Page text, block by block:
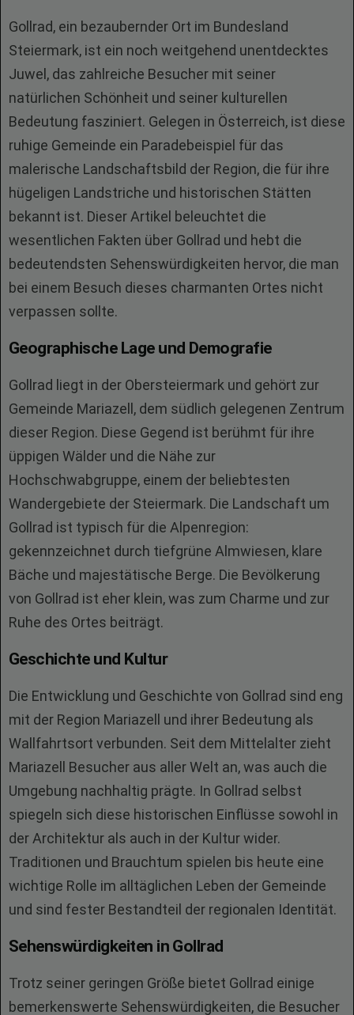
Gollrad, ein bezaubernder Ort im Bundesland
Steiermark, ist ein noch weitgehend unentdecktes
Juwel, das zahlreiche Besucher mit seiner
natürlichen Schönheit und seiner kulturellen
Bedeutung fasziniert. Gelegen in Österreich, ist diese
ruhige Gemeinde ein Paradebeispiel für das
malerische Landschaftsbild der Region, die für ihre
hügeligen Landstriche und historischen Stätten
bekannt ist. Dieser Artikel beleuchtet die
wesentlichen Fakten über Gollrad und hebt die
bedeutendsten Sehenswürdigkeiten hervor, die man
bei einem Besuch dieses charmanten Ortes nicht
verpassen sollte.
Geographische Lage und Demografie
Gollrad liegt in der Obersteiermark und gehört zur
Gemeinde Mariazell, dem südlich gelegenen Zentrum
dieser Region. Diese Gegend ist berühmt für ihre
üppigen Wälder und die Nähe zur
Hochschwabgruppe, einem der beliebtesten
Wandergebiete der Steiermark. Die Landschaft um
Gollrad ist typisch für die Alpenregion:
gekennzeichnet durch tiefgrüne Almwiesen, klare
Bäche und majestätische Berge. Die Bevölkerung
von Gollrad ist eher klein, was zum Charme und zur
Ruhe des Ortes beiträgt.
Geschichte und Kultur
Die Entwicklung und Geschichte von Gollrad sind eng
mit der Region Mariazell und ihrer Bedeutung als
Wallfahrtsort verbunden. Seit dem Mittelalter zieht
Mariazell Besucher aus aller Welt an, was auch die
Umgebung nachhaltig prägte. In Gollrad selbst
spiegeln sich diese historischen Einflüsse sowohl in
der Architektur als auch in der Kultur wider.
Traditionen und Brauchtum spielen bis heute eine
wichtige Rolle im alltäglichen Leben der Gemeinde
und sind fester Bestandteil der regionalen Identität.
Sehenswürdigkeiten in Gollrad
Trotz seiner geringen Größe bietet Gollrad einige
bemerkenswerte Sehenswürdigkeiten, die Besucher